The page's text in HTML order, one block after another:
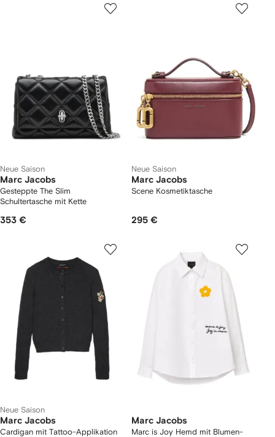
Neue Saison
Marc Jacobs
Gesteppte The Slim
Schultertasche mit Kette
353 €
Neue Saison
Marc Jacobs
Scene Kosmetiktasche
295 €
Neue Saison
Marc Jacobs
Cardigan mit Tattoo-Applikation
Marc Jacobs
Marc is Joy Hemd mit Blumen-